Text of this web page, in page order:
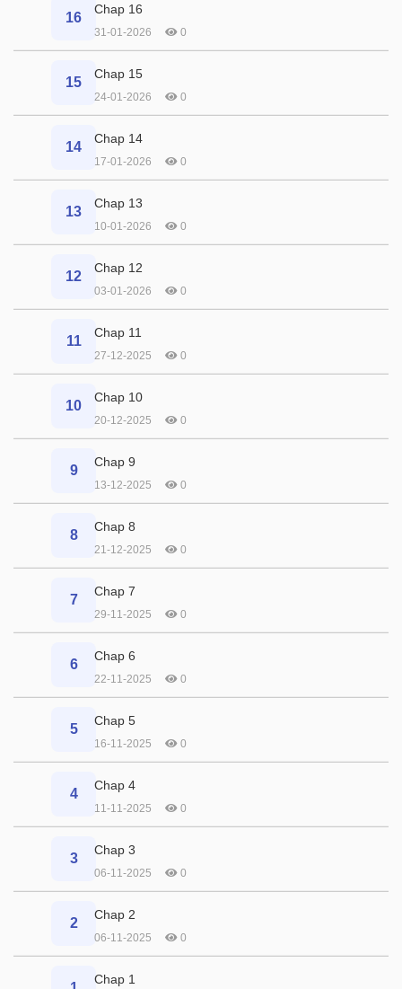
16
Chap 16
31-01-2026 0
15
Chap 15
24-01-2026 0
14
Chap 14
17-01-2026 0
13
Chap 13
10-01-2026 0
12
Chap 12
03-01-2026 0
11
Chap 11
27-12-2025 0
10
Chap 10
20-12-2025 0
9
Chap 9
13-12-2025 0
8
Chap 8
21-12-2025 0
7
Chap 7
29-11-2025 0
6
Chap 6
22-11-2025 0
5
Chap 5
16-11-2025 0
4
Chap 4
11-11-2025 0
3
Chap 3
06-11-2025 0
2
Chap 2
06-11-2025 0
Chap 1